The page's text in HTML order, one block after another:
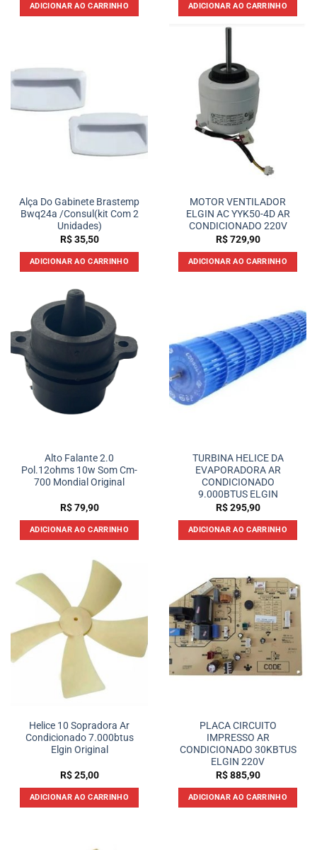
ADICIONAR AO CARRINHO ADICIONAR AO CARRINHO
Alça Do Gabinete Brastemp
Bwq24a /Consul(kit Com 2
Unidades)
R$35,50
ADICIONAR AO CARRINHO
MOTOR VENTILADOR
ELGIN AC YYK50-4D AR
CONDICIONADO 220V
R$729,90
ADICIONAR AO CARRINHO
Alto Falante 2.0
Pol.12ohms 10w Som Cm-
700 Mondial Original
R$79,90
ADICIONAR AO CARRINHO
TURBINA HELICE DA
EVAPORADORA AR
CONDICIONADO
9.000BTUS ELGIN
R$295,90
ADICIONAR AO CARRINHO
Helice 10 Sopradora Ar
Condicionado 7.000btus
Elgin Original
R$25,00
ADICIONAR AO CARRINHO
PLACA CIRCUITO
IMPRESSO AR
CONDICIONADO 30KBTUS
ELGIN 220V
R$885,90
ADICIONAR AO CARRINHO